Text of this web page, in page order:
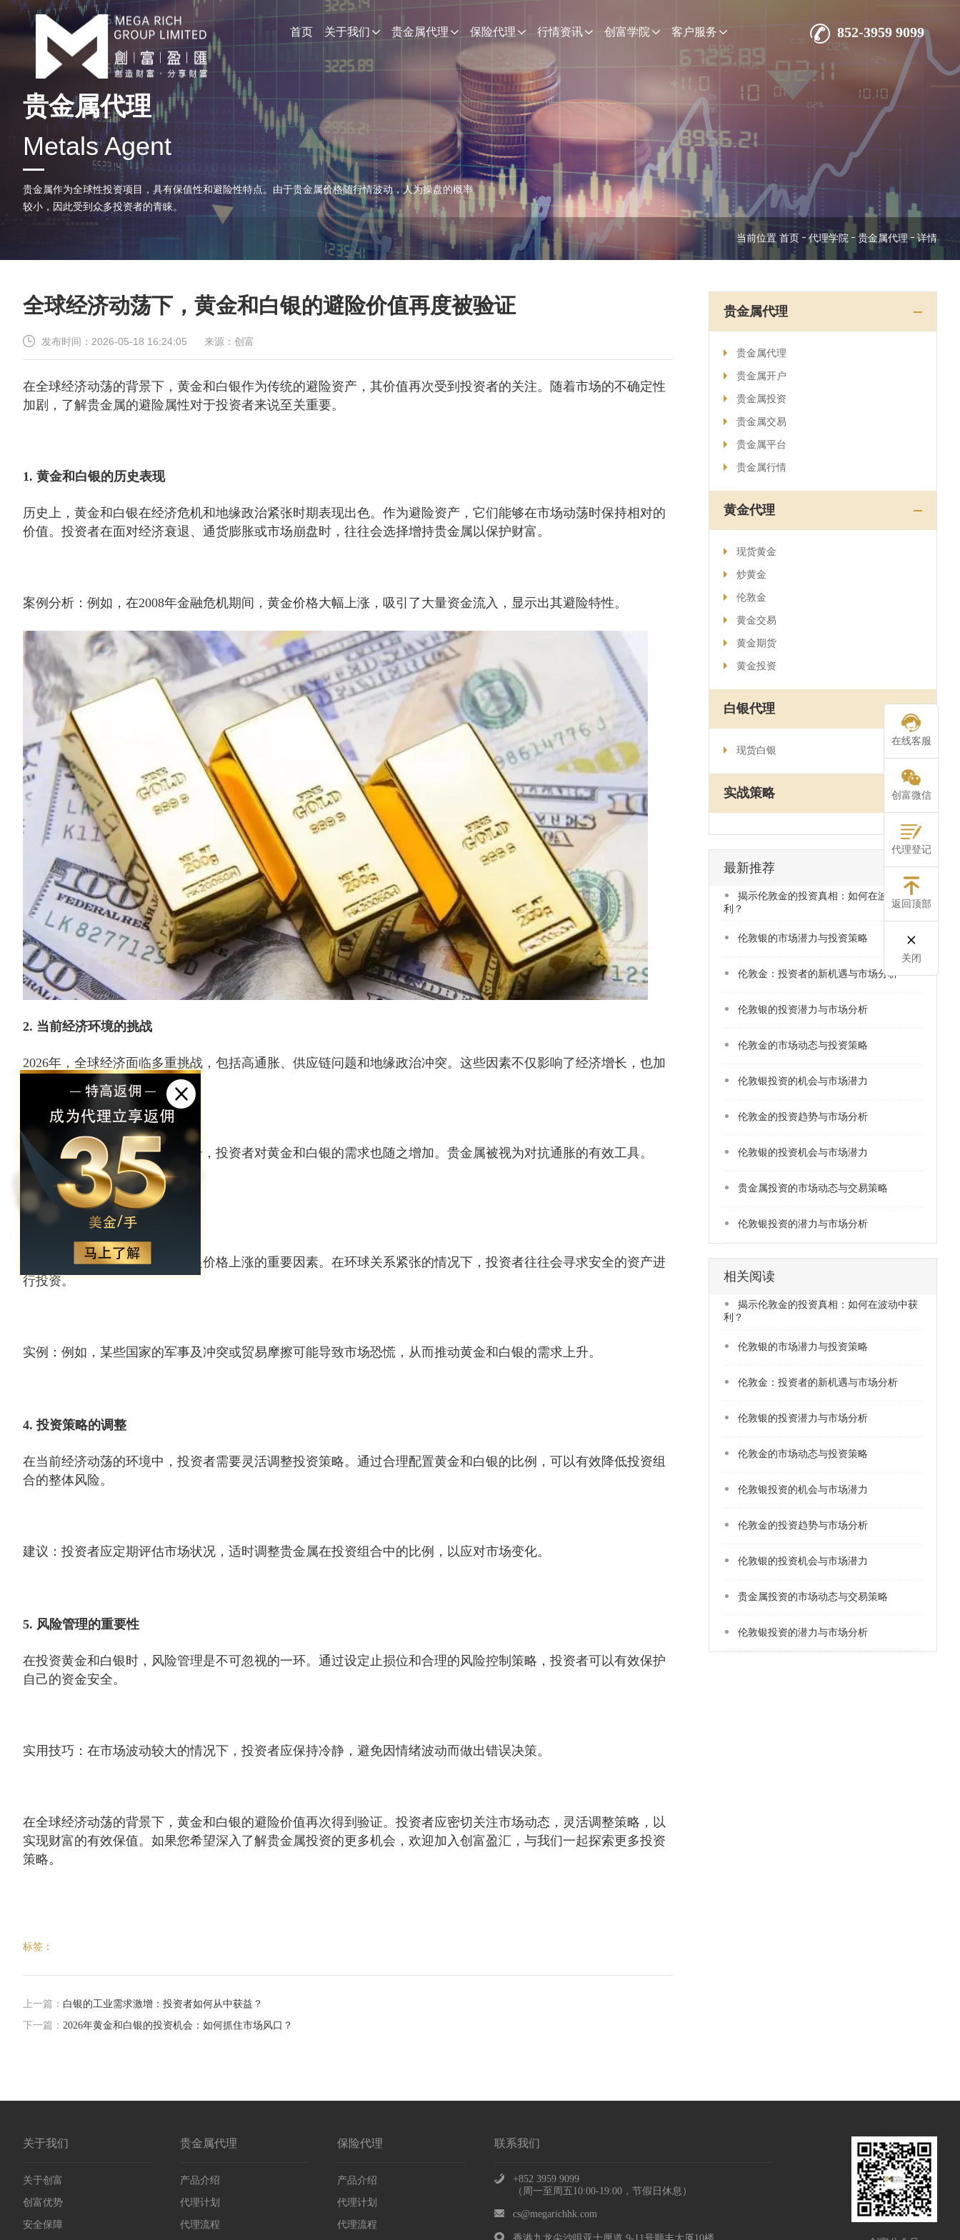
首页 关于我们 贵金属代理 保险代理 行情资讯 创富学院 客户服务 852-3959 9099
在线客服
创富微信
代理登记
返回顶部
关闭
贵金属代理
Metals Agent
贵金属作为全球性投资项目，具有保值性和避险性特点。由于贵金属价格随行情波动，人为操盘的概率
较小，因此受到众多投资者的青睐。
当前位置 首页 代理学院 贵金属代理 详情
​全球经济动荡下，黄金和白银的避险价值再度被验证
发布时间： 2026-05-18 16:24:05 来源： 创富
在全球经济动荡的背景下，黄金和白银作为传统的避险资产，其价值再次受到投资者的关注。随着市场的不确定性
加剧，了解贵金属的避险属性对于投资者来说至关重要。
1. 黄金和白银的历史表现
历史上，黄金和白银在经济危机和地缘政治紧张时期表现出色。作为避险资产，它们能够在市场动荡时保持相对的
价值。投资者在面对经济衰退、通货膨胀或市场崩盘时，往往会选择增持贵金属以保护财富。
案例分析：例如，在2008年金融危机期间，黄金价格大幅上涨，吸引了大量资金流入，显示出其避险特性。
2. 当前经济环境的挑战
2026年，全球经济面临多重挑战，包括高通胀、供应链问题和地缘政治冲突。这些因素不仅影响了经济增长，也加
剧了市场的不确定性。
市场动态：随着通货膨胀率上升，投资者对黄金和白银的需求也随之增加。贵金属被视为对抗通胀的有效工具。
3. 地缘政治风险的影响
地缘政治风险是推动黄金和白银价格上涨的重要因素。在环球关系紧张的情况下，投资者往往会寻求安全的资产进
行投资。
实例：例如，某些国家的军事及冲突或贸易摩擦可能导致市场恐慌，从而推动黄金和白银的需求上升。
4. 投资策略的调整
在当前经济动荡的环境中，投资者需要灵活调整投资策略。通过合理配置黄金和白银的比例，可以有效降低投资组
合的整体风险。
建议：投资者应定期评估市场状况，适时调整贵金属在投资组合中的比例，以应对市场变化。
5. 风险管理的重要性
在投资黄金和白银时，风险管理是不可忽视的一环。通过设定止损位和合理的风险控制策略，投资者可以有效保护
自己的资金安全。
实用技巧：在市场波动较大的情况下，投资者应保持冷静，避免因情绪波动而做出错误决策。
在全球经济动荡的背景下，黄金和白银的避险价值再次得到验证。投资者应密切关注市场动态，灵活调整策略，以
实现财富的有效保值。如果您希望深入了解贵金属投资的更多机会，欢迎加入创富盈汇，与我们一起探索更多投资
策略。
标签：
上一篇： 白银的工业需求激增：投资者如何从中获益？
下一篇： ​2026年黄金和白银的投资机会：如何抓住市场风口？
贵金属代理
贵金属代理
贵金属开户
贵金属投资
贵金属交易
贵金属平台
贵金属行情
黄金代理
现货黄金
炒黄金
伦敦金
黄金交易
黄金期货
黄金投资
白银代理
现货白银
实战策略
最新推荐
揭示伦敦金的投资真相：如何在波动中获
利？
​伦敦银的市场潜力与投资策略
伦敦金：投资者的新机遇与市场分析
​伦敦银的投资潜力与市场分析
​伦敦金的市场动态与投资策略
​伦敦银投资的机会与市场潜力
伦敦金的投资趋势与市场分析
伦敦银的投资机会与市场潜力
贵金属投资的市场动态与交易策略
​伦敦银投资的潜力与市场分析
相关阅读
揭示伦敦金的投资真相：如何在波动中获
利？
​伦敦银的市场潜力与投资策略
伦敦金：投资者的新机遇与市场分析
​伦敦银的投资潜力与市场分析
​伦敦金的市场动态与投资策略
​伦敦银投资的机会与市场潜力
伦敦金的投资趋势与市场分析
伦敦银的投资机会与市场潜力
贵金属投资的市场动态与交易策略
​伦敦银投资的潜力与市场分析
关于我们
关于创富
创富优势
安全保障
贵金属代理
产品介绍
代理计划
代理流程
保险代理
产品介绍
代理计划
代理流程
联系我们
+852 3959 9099
（周一至周五10:00-19:00，节假日休息）
cs@megarichhk.com